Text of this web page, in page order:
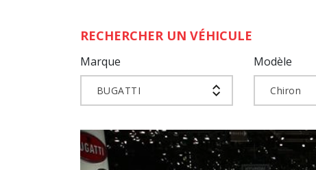
RECHERCHER UN VÉHICULE
Marque
BUGATTI
Modèle
Chiron